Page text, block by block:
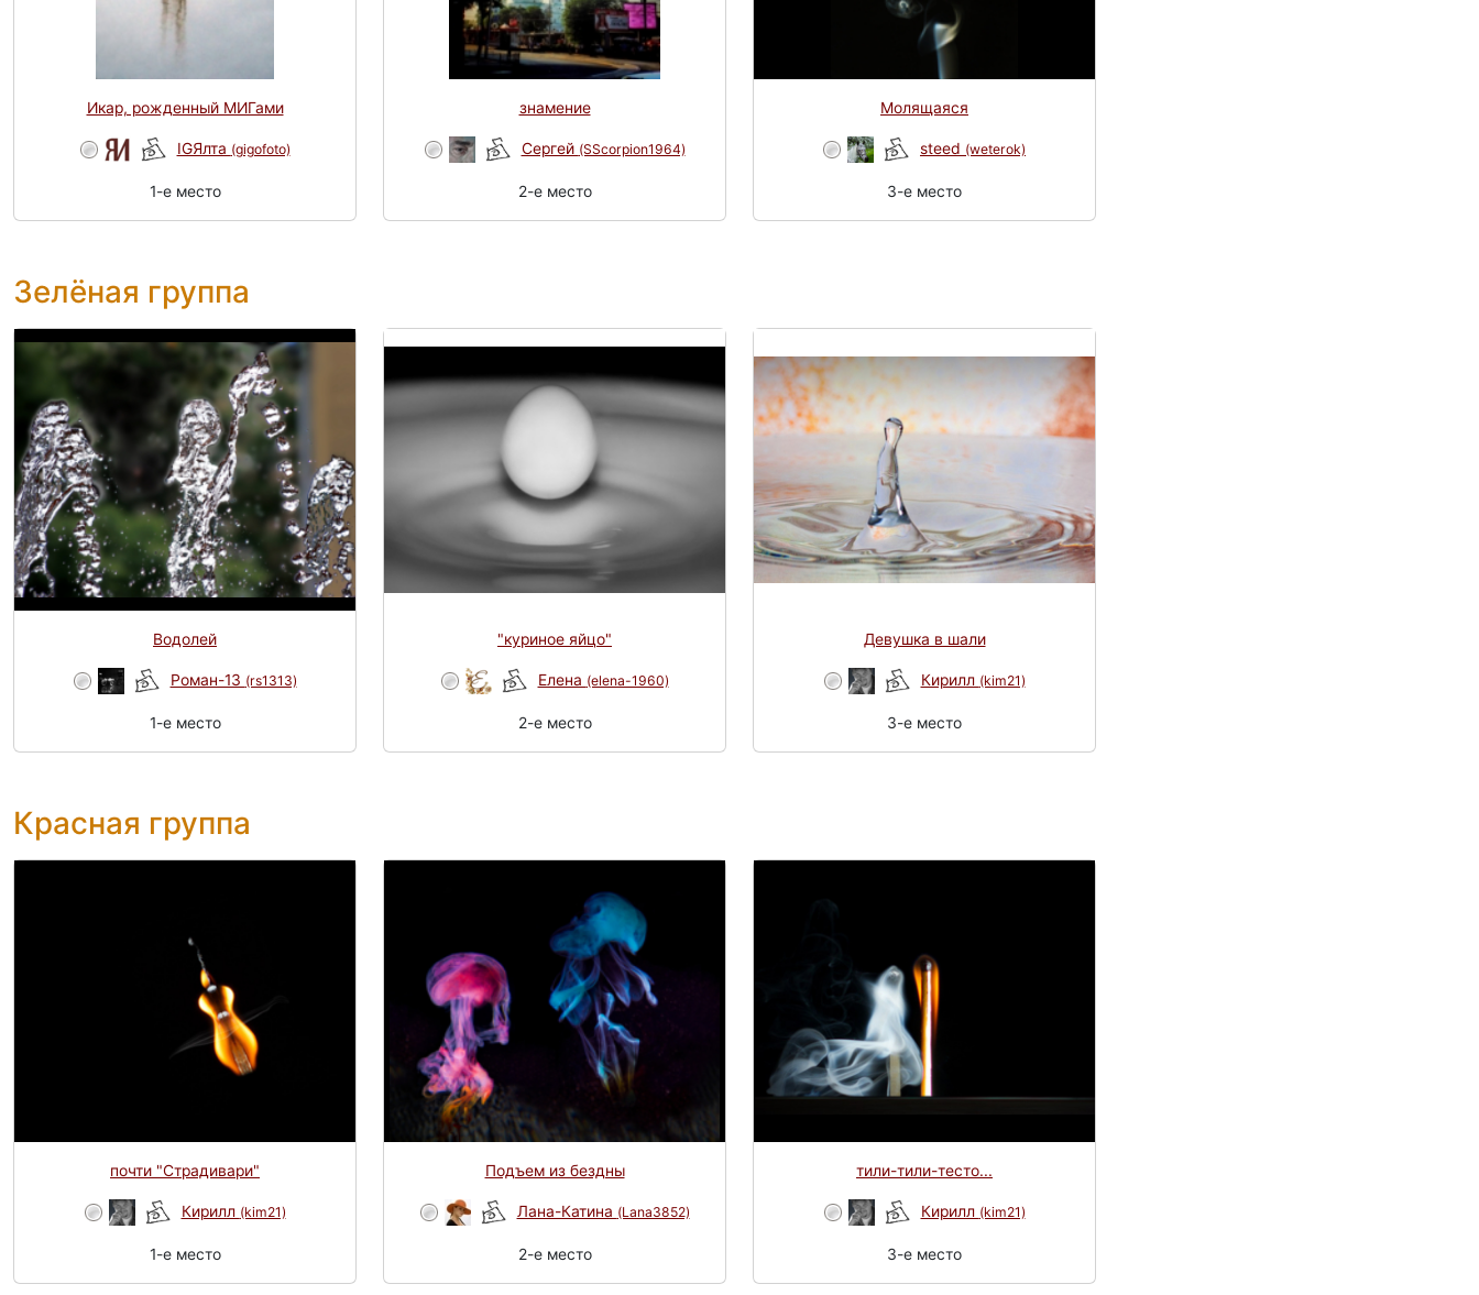
Икар, рожденный МИГами
IGЯлта (gigofoto)
1-e место
знамение
Сергей (SScorpion1964)
2-e место
Молящаяся
steed (weterok)
3-e место
Зелёная группа
Водолей
Роман-13 (rs1313)
1-e место
"куриное яйцо"
Елена (elena-1960)
2-e место
Девушка в шали
Кирилл (kim21)
3-e место
Красная группа
почти "Страдивари"
Кирилл (kim21)
1-e место
Подъем из бездны
Лана-Катина (Lana3852)
2-e место
тили-тили-тесто...
Кирилл (kim21)
3-e место